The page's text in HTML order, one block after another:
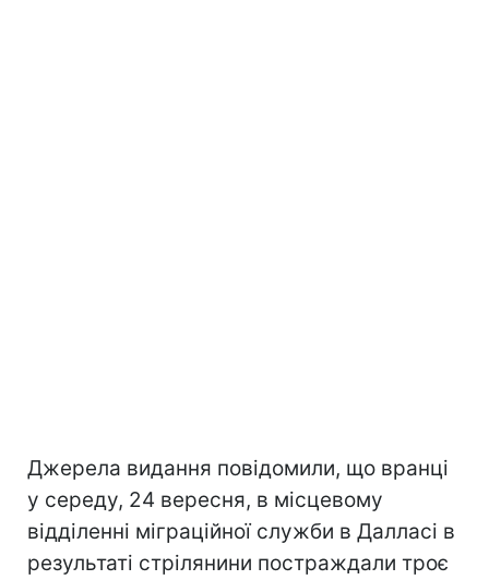
Джерела видання повідомили, що вранці
у середу, 24 вересня, в місцевому
відділенні міграційної служби в Далласі в
результаті стрілянини постраждали троє